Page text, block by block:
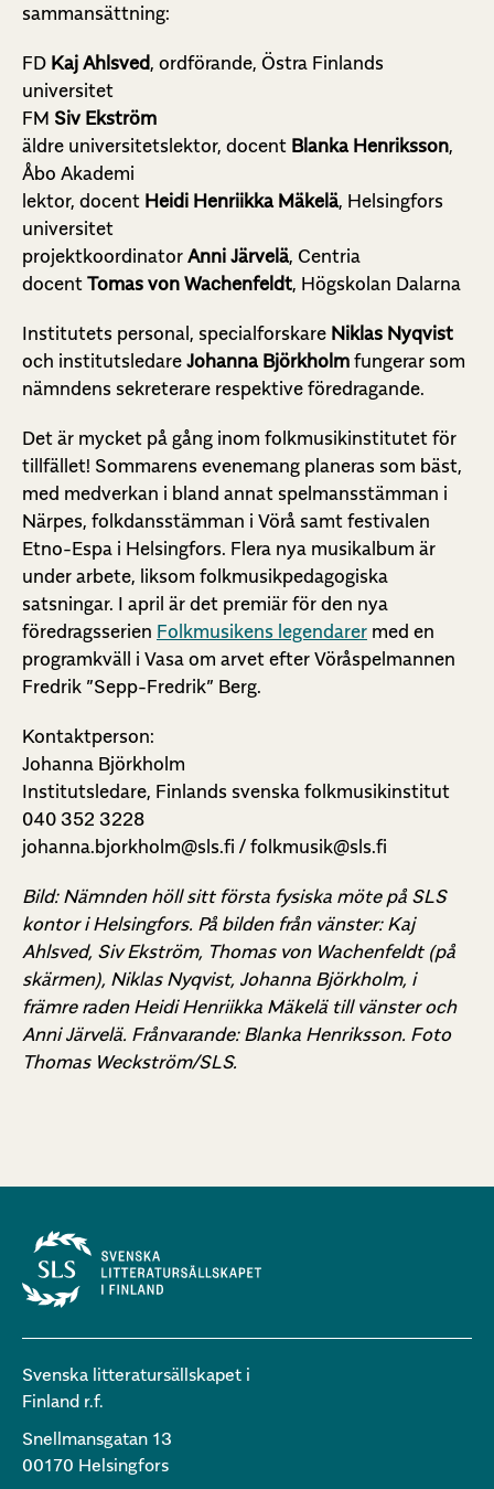
sammansättning:
FD Kaj Ahlsved, ordförande, Östra Finlands
universitet
FM Siv Ekström
äldre universitetslektor, docent Blanka Henriksson,
Åbo Akademi
lektor, docent Heidi Henriikka Mäkelä, Helsingfors
universitet
projektkoordinator Anni Järvelä, Centria
docent Tomas von Wachenfeldt, Högskolan Dalarna
Institutets personal, specialforskare Niklas Nyqvist
och institutsledare Johanna Björkholm fungerar som
nämndens sekreterare respektive föredragande.
Det är mycket på gång inom folkmusikinstitutet för
tillfället! Sommarens evenemang planeras som bäst,
med medverkan i bland annat spelmansstämman i
Närpes, folkdansstämman i Vörå samt festivalen
Etno-Espa i Helsingfors. Flera nya musikalbum är
under arbete, liksom folkmusikpedagogiska
satsningar. I april är det premiär för den nya
föredragsserien Folkmusikens legendarer med en
programkväll i Vasa om arvet efter Vöråspelmannen
Fredrik ”Sepp-Fredrik” Berg‎.
Kontaktperson:
Johanna Björkholm
Institutsledare, Finlands svenska folkmusikinstitut
040 352 3228
johanna.bjorkholm@sls.fi / folkmusik@sls.fi
Bild: Nämnden höll sitt första fysiska möte på SLS
kontor i Helsingfors. På bilden från vänster: Kaj
Ahlsved, Siv Ekström, Thomas von Wachenfeldt (på
skärmen), Niklas Nyqvist, Johanna Björkholm, i
främre raden Heidi Henriikka Mäkelä till vänster och
Anni Järvelä. Frånvarande: Blanka Henriksson. Foto
Thomas Weckström/SLS.
Svenska litteratursällskapet i
Finland r.f.
Snellmansgatan 13
00170 Helsingfors